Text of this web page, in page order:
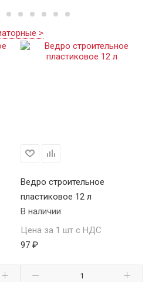
>
Ведро строительное
пластиковое 12 л
В наличии
Цена за 1 шт с НДС
97 ₽